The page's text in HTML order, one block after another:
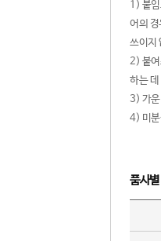
1) 붙
어의
쓰이지
2) 붙여
하는
3) 가운
4) 미분
품사